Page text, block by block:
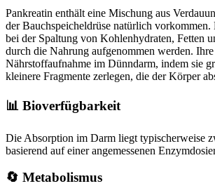
Pankreatin enthält eine Mischung aus
der Bauchspeicheldrüse natürlich vorkommen.
bei der Spaltung von Kohlenhydraten, Fetten
durch die Nahrung aufgenommen werden.
Nährstoffaufnahme im Dünndarm, indem sie
kleinere Fragmente zerlegen, die der Körper
📊 Bioverfügbarkeit
Die Absorption im Darm liegt typischerweise
basierend auf einer angemessenen
🔄 Metabolismus